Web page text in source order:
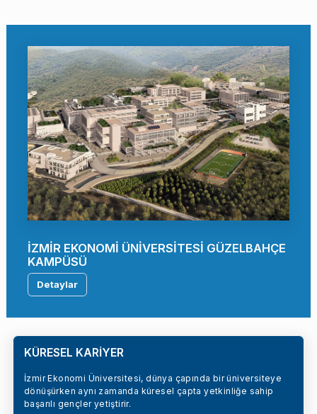
İZMİR EKONOMİ ÜNİVERSİTESİ GÜZELBAHÇE
KAMPÜSÜ
Detaylar
KÜRESEL KARİYER
İzmir Ekonomi Üniversitesi, dünya çapında bir üniversiteye
dönüşürken aynı zamanda küresel çapta yetkinliğe sahip
başarılı gençler yetiştirir.